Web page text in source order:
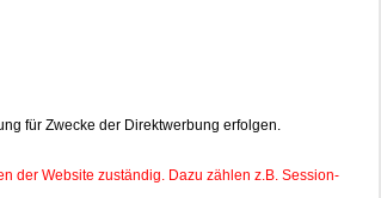
für Zwecke der Direktwerbung erfolgen.
der Website zuständig. Dazu zählen z.B. Session-